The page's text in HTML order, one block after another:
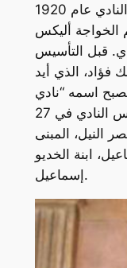
مصر. بدأت محاولات جدية لإحياء النادي عام 1920
الخواجة أليكس
قبل التأسيس
فؤاد، الذي أيد
اسمه “نادي
السيارات الملكي المصري”. تأسس النادي في 27
قصر النيل، المبنى
ابنة الخديو
إسماعيل.